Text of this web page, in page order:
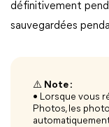
définitivement
sauvegardées
⚠️ Note :
• Lorsque vous
Photos, les